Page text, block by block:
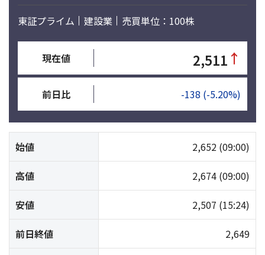
東証プライム 建設業 売買単位：100株
現在値 2,511 ↑
前日比 -138 (-5.20%)
始値 2,652 (09:00)
高値 2,674 (09:00)
安値 2,507 (15:24)
前日終値 2,649